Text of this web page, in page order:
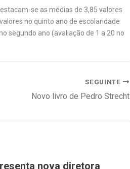
se as médias de 3,85 valores
no quinto ano de escolaridade
segundo ano (avaliação de 1 a 20 no
SEGUINTE
Novo livro de Pedro Strecht
nova diretora